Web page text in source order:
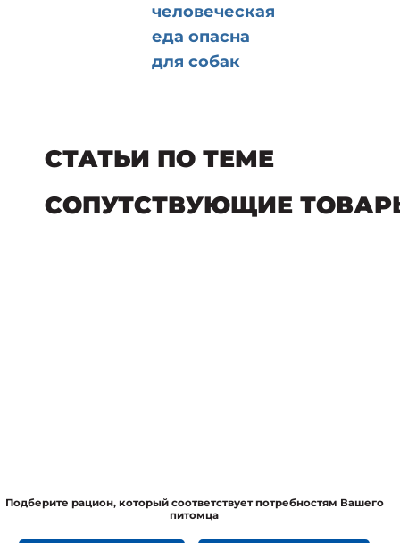
человеческая
еда опасна
для собак
СТАТЬИ ПО ТЕМЕ
СОПУТСТВУЮЩИЕ
Подберите рацион, который соответствует потребностям Вашего
питомца